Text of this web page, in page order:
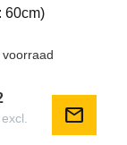
60cm)
voorraad
mail